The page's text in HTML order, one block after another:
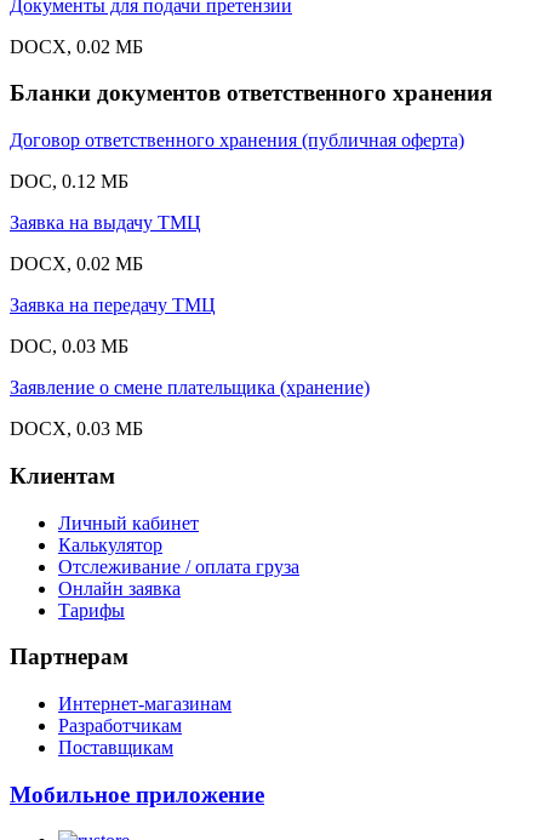
Документы для подачи претензии
DOCX, 0.02 МБ
Бланки документов ответственного хранения
Договор ответственного хранения (публичная оферта)
DOC, 0.12 МБ
Заявка на выдачу ТМЦ
DOCX, 0.02 МБ
Заявка на передачу ТМЦ
DOC, 0.03 МБ
Заявление о смене плательщика (хранение)
DOCX, 0.03 МБ
Клиентам
Личный кабинет
Калькулятор
Отслеживание / оплата груза
Онлайн заявка
Тарифы
Партнерам
Интернет-магазинам
Разработчикам
Поставщикам
Мобильное приложение